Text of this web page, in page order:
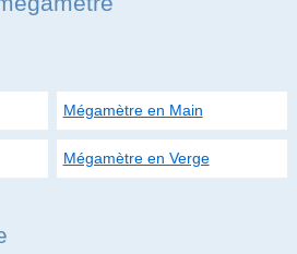
Mégamètre en Main
Mégamètre en Verge